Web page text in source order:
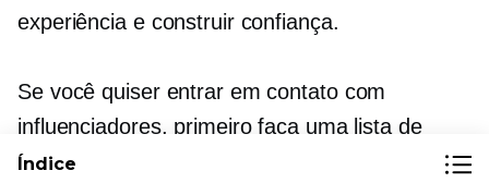
experiência e construir confiança.
Se você quiser entrar em contato com
influenciadores, primeiro faça uma lista de
pessoas nas quais você tem interesse. Use
Índice